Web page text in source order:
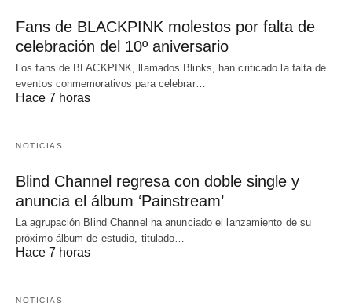
Fans de BLACKPINK molestos por falta de
celebración del 10º aniversario
Los fans de BLACKPINK, llamados Blinks, han criticado la falta de
eventos conmemorativos para celebrar…
Hace 7 horas
NOTICIAS
Blind Channel regresa con doble single y
anuncia el álbum ‘Painstream’
La agrupación Blind Channel ha anunciado el lanzamiento de su
próximo álbum de estudio, titulado…
Hace 7 horas
NOTICIAS